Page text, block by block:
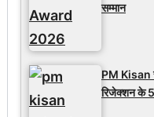
सम्मान
PM Kisan
रिजेक्शन के